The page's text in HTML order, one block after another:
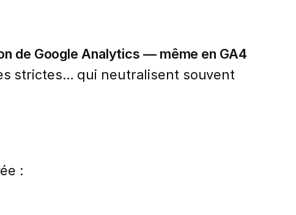
de Google Analytics — même en GA4
strictes… qui neutralisent souvent
: